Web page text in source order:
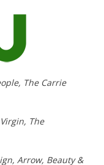
The Carrie
The
Arrow, Beauty &